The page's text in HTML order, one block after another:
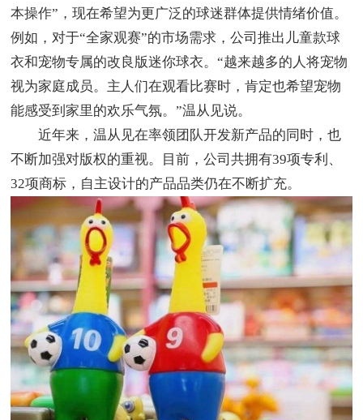
本操作”，现在希望为更广泛的球迷群体提供情绪价值。
例如，对于“全家观赛”的市场需求，公司推出儿童款球
衣和宠物专属的改良版迷你球衣。“越来越多的人将宠物
视为家庭成员。主人们在观看比赛时，肯定也希望宠物
能感受到家里的欢乐气氛。”温从见说。
近年来，温从见在率领团队开发新产品的同时，也
不断加强对版权的重视。目前，公司共拥有39项专利、
32项商标，自主设计的产品品类仍在不断扩充。